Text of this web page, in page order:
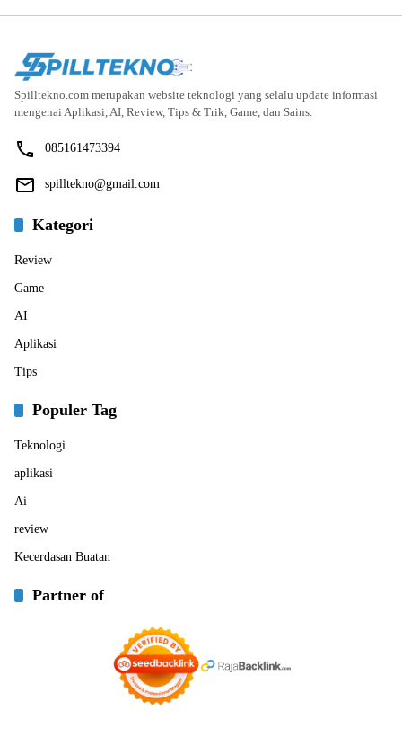
Spilltekno.com merupakan website teknologi yang selalu update informasi
mengenai Aplikasi, AI, Review, Tips & Trik, Game, dan Sains.
085161473394
spilltekno@gmail.com
Kategori
Review
Game
AI
Aplikasi
Tips
Populer Tag
Teknologi
aplikasi
Ai
review
Kecerdasan Buatan
Partner of